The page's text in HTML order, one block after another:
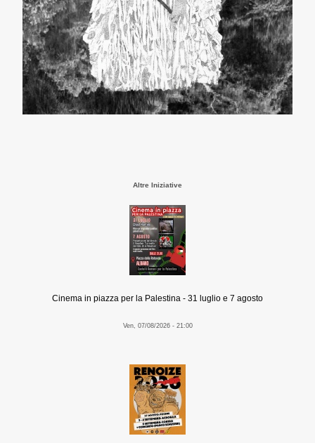
Altre Iniziative
Cinema in piazza per la Palestina - 31 luglio e 7 agosto
Ven, 07/08/2026 - 21:00